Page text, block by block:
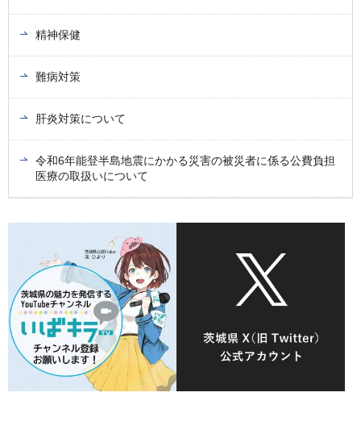
精神保健
難病対策
肝炎対策について
令和6年能登半島地震にかかる災害の被災者に係る公費負担
医療の取扱いについて